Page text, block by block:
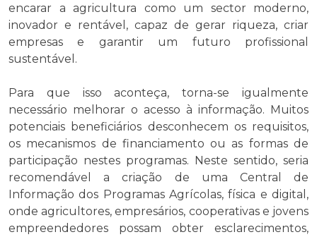
encarar a agricultura como um sector moderno,
inovador e rentável, capaz de gerar riqueza, criar
empresas e garantir um futuro profissional
sustentável.
Para que isso aconteça, torna-se igualmente
necessário melhorar o acesso à informação. Muitos
potenciais beneficiários desconhecem os requisitos,
os mecanismos de financiamento ou as formas de
participação nestes programas. Neste sentido, seria
recomendável a criação de uma Central de
Informação dos Programas Agrícolas, física e digital,
onde agricultores, empresários, cooperativas e jovens
empreendedores possam obter esclarecimentos,